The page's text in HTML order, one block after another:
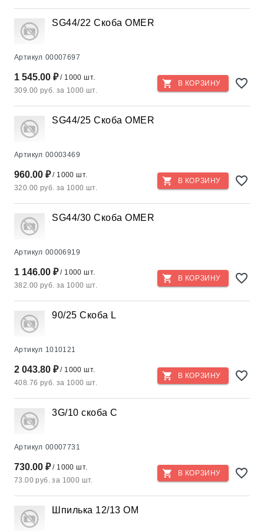
SG44/22 Скоба OMER
Артикул 00007697
1 545.00 ₽/ 1000 шт.
309.00 руб. за 1000 шт.
В КОРЗИНУ
SG44/25 Скоба OMER
Артикул 00003469
960.00 ₽/ 1000 шт.
320.00 руб. за 1000 шт.
В КОРЗИНУ
SG44/30 Скоба OMER
Артикул 00006919
1 146.00 ₽/ 1000 шт.
382.00 руб. за 1000 шт.
В КОРЗИНУ
90/25 Скоба L
Артикул 1010121
2 043.80 ₽/ 1000 шт.
408.76 руб. за 1000 шт.
В КОРЗИНУ
3G/10 скоба С
Артикул 00007731
730.00 ₽/ 1000 шт.
73.00 руб. за 1000 шт.
В КОРЗИНУ
Шпилька 12/13 ОМ